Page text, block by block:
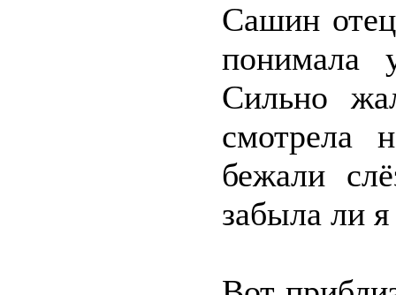
Сашин
понимала
Сильно
смотрела
бежали
забыла ли